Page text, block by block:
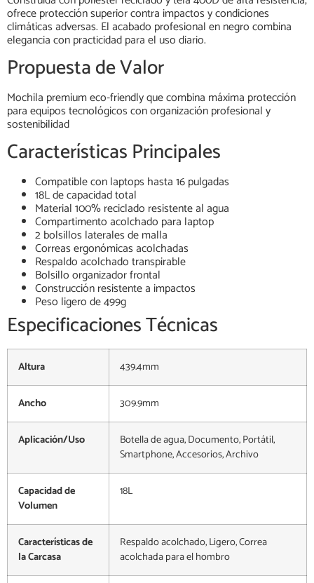
ofrece protección superior contra impactos y condiciones
climáticas adversas. El acabado profesional en negro combina
elegancia con practicidad para el uso diario.
Propuesta de Valor
Mochila premium eco-friendly que combina máxima protección
para equipos tecnológicos con organización profesional y
sostenibilidad
Características Principales
Compatible con laptops hasta 16 pulgadas
18L de capacidad total
Material 100% reciclado resistente al agua
Compartimento acolchado para laptop
2 bolsillos laterales de malla
Correas ergonómicas acolchadas
Respaldo acolchado transpirable
Bolsillo organizador frontal
Construcción resistente a impactos
Peso ligero de 499g
Especificaciones Técnicas
Altura 439.4mm
Ancho 309.9mm
Aplicación/Uso
Botella de agua, Documento, Portátil,
Smartphone, Accesorios, Archivo
Capacidad de
Volumen
18L
Características de
la Carcasa
Respaldo acolchado, Ligero, Correa
acolchada para el hombro